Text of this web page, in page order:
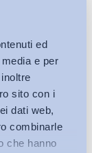
ed
e per
sito con i
dati web,
combinarle
che hanno